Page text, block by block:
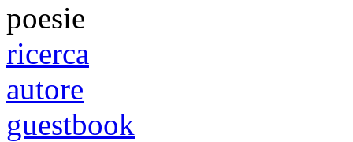
poesie
ricerca
autore
guestbook